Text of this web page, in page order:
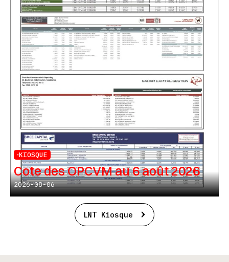
KIOSQUE
Cote des OPCVM au 6 août 2026
2026-08-06
LNT Kiosque